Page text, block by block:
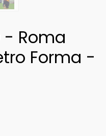
- Roma
Forma -